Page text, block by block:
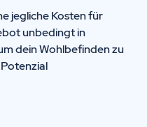
jegliche Kosten für
unbedingt in
dein Wohlbefinden zu